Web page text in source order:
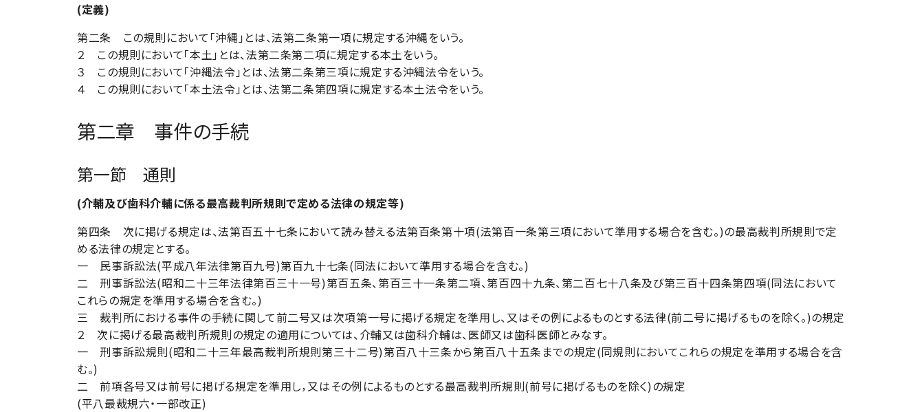
(定義)
第二条 この規則において「沖縄」とは、法第二条第一項に規定する沖縄をいう。
２ この規則において「本土」とは、法第二条第二項に規定する本土をいう。
３ この規則において「沖縄法令」とは、法第二条第三項に規定する沖縄法令をいう。
４ この規則において「本土法令」とは、法第二条第四項に規定する本土法令をいう。
第二章 事件の手続
第一節 通則
(介輔及び歯科介輔に係る最高裁判所規則で定める法律の規定等)
第四条 次に掲げる規定は、法第百五十七条において読み替える法第百条第十項(法第百一条第三項において準用する場合を含む。)の最高裁判所規則で定
める法律の規定とする。
一 民事訴訟法(平成八年法律第百九号)第百九十七条(同法において準用する場合を含む。)
二 刑事訴訟法(昭和二十三年法律第百三十一号)第百五条、第百三十一条第二項、第百四十九条、第二百七十八条及び第三百十四条第四項(同法において
これらの規定を準用する場合を含む。)
三 裁判所における事件の手続に関して前二号又は次項第一号に掲げる規定を準用し、又はその例によるものとする法律(前二号に掲げるものを除く。)の規定
２ 次に掲げる最高裁判所規則の規定の適用については、介輔又は歯科介輔は、医師又は歯科医師とみなす。
一 刑事訴訟規則(昭和二十三年最高裁判所規則第三十二号)第百八十三条から第百八十五条までの規定(同規則においてこれらの規定を準用する場合を含
む。)
二 前項各号又は前号に掲げる規定を準用し，又はその例によるものとする最高裁判所規則(前号に掲げるものを除く)の規定
(平八最裁規六・一部改正)